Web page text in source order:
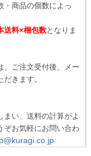
・商品の個数によっ
送料×梱包数となりま
、ご注文受付後、メー
だきます。
まい、送料の計算がよ
ぞお気軽にお問い合わ